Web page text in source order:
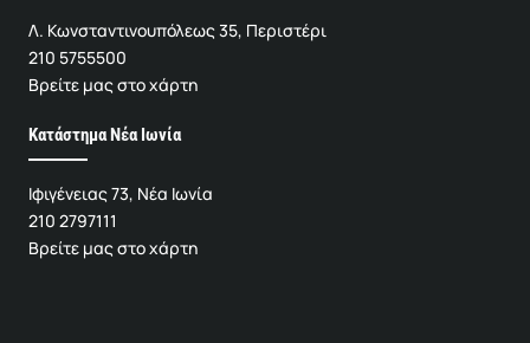
Λ. Κωνσταντινουπόλεως 35, Περιστέρι
210 5755500
Βρείτε μας στο χάρτη
Κατάστημα Νέα Ιωνία
Ιφιγένειας 73, Νέα Ιωνία
210 2797111
Βρείτε μας στο χάρτη